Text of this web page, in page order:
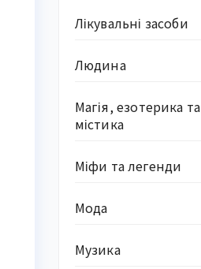
Лікувальні засоби
Людина
Магія, езотерика та
містика
Міфи та легенди
Мода
Музика